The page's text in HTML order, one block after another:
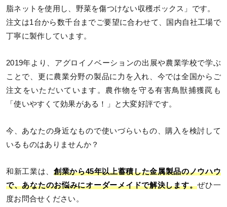
脂ネットを使用し、野菜を傷つけない収穫ボックス」です。
注文は1台から数千台までご要望に合わせて、国内自社工場で
丁寧に製作しています。
2019年より、アグロイノベーションの出展や農業学校で学ぶ
ことで、更に農業分野の製品に力を入れ、今では全国からご
注文をいただいています。農作物を守る有害鳥獣捕獲罠も
「使いやすくて効果がある！」と大変好評です。
今、あなたの身近なもので使いづらいもの、購入を検討して
いるものはありませんか？
和新工業は、創業から45年以上蓄積した金属製品のノウハウ
で、あなたのお悩みにオーダーメイドで解決します。ぜひ一
度お問合せください。